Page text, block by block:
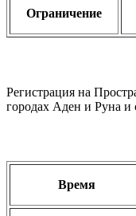
Ограничение
Регистрация на
городах Аден и Руна и
Время